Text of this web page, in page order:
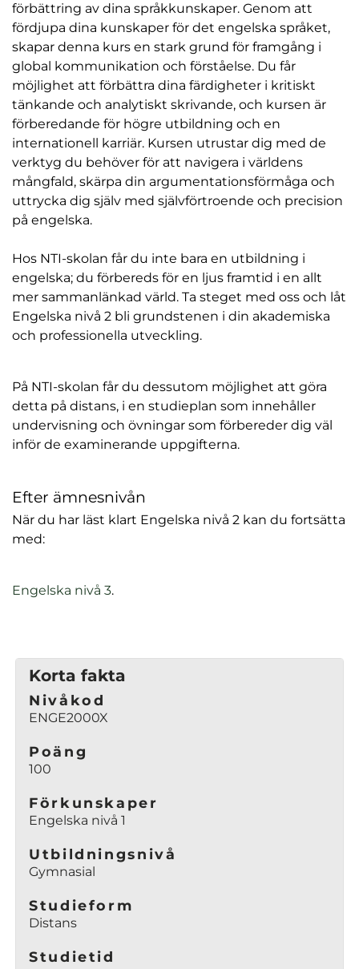
förbättring av dina språkkunskaper. Genom att
fördjupa dina kunskaper för det engelska språket,
skapar denna kurs en stark grund för framgång i
global kommunikation och förståelse. Du får
möjlighet att förbättra dina färdigheter i kritiskt
tänkande och analytiskt skrivande, och kursen är
förberedande för högre utbildning och en
internationell karriär. Kursen utrustar dig med de
verktyg du behöver för att navigera i världens
mångfald, skärpa din argumentationsförmåga och
uttrycka dig själv med självförtroende och precision
på engelska.
Hos NTI-skolan får du inte bara en utbildning i
engelska; du förbereds för en ljus framtid i en allt
mer sammanlänkad värld. Ta steget med oss och låt
Engelska nivå 2 bli grundstenen i din akademiska
och professionella utveckling.
På NTI-skolan får du dessutom möjlighet att göra
detta på distans, i en studieplan som innehåller
undervisning och övningar som förbereder dig väl
inför de examinerande uppgifterna.
Efter ämnesnivån
När du har läst klart Engelska nivå 2 kan du fortsätta
med:
Engelska nivå 3(
n
a
t
f
n
)
.
Korta fakta
Nivåkod
ENGE2000X
Poäng
100
Förkunskaper
Engelska nivå 1
Utbildningsnivå
Gymnasial
Studieform
Distans
Studietid